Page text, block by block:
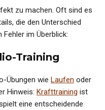
zu machen. Oft sind es
die den Unterschied
im Überblick:
Training
Übungen wie Laufen oder
Hinweis: Krafttraining ist
eine entscheidende